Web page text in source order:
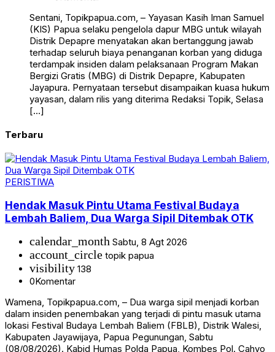
Sentani, Topikpapua.com, – Yayasan Kasih Iman Samuel
(KIS) Papua selaku pengelola dapur MBG untuk wilayah
Distrik Depapre menyatakan akan bertanggung jawab
terhadap seluruh biaya penanganan korban yang diduga
terdampak insiden dalam pelaksanaan Program Makan
Bergizi Gratis (MBG) di Distrik Depapre, Kabupaten
Jayapura. Pernyataan tersebut disampaikan kuasa hukum
yayasan, dalam rilis yang diterima Redaksi Topik, Selasa
[…]
Terbaru
PERISTIWA
Hendak Masuk Pintu Utama Festival Budaya
Lembah Baliem, Dua Warga Sipil Ditembak OTK
calendar_month Sabtu, 8 Agt 2026
account_circle topik papua
visibility 138
0Komentar
Wamena, Topikpapua.com, – Dua warga sipil menjadi korban
dalam insiden penembakan yang terjadi di pintu masuk utama
lokasi Festival Budaya Lembah Baliem (FBLB), Distrik Walesi,
Kabupaten Jayawijaya, Papua Pegunungan, Sabtu
(08/08/2026). Kabid Humas Polda Papua, Kombes Pol. Cahyo